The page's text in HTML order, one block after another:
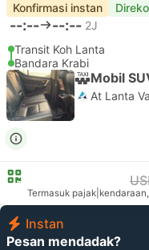
Konfirmasi instan
--:-- --:-- 2J
Transit Koh Lanta
Bandara Krabi
Mobil
At Lanta
Termasuk pajak
Instan
Pesan mendadak?